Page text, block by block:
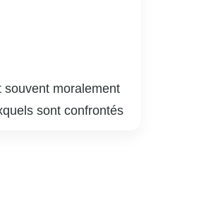
souvent moralement
sont confrontés
suspense et réflexion
un regard